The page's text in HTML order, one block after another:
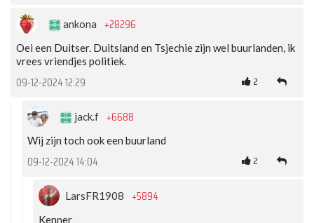
ankona +28296
Oei een Duitser. Duitsland en Tsjechie zijn wel buurlanden, ik
vrees vriendjes politiek.
09-12-2024 12:29 2
jack.f +6688
Wij zijn toch ook een buurland
09-12-2024 14:04 2
LarsFR1908 +5894
Kenner